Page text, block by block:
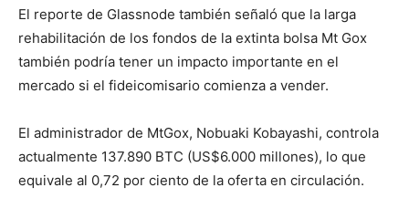
El reporte de Glassnode también señaló que la larga
rehabilitación de los fondos de la extinta bolsa Mt Gox
también podría tener un impacto importante en el
mercado si el fideicomisario comienza a vender.
El administrador de MtGox, Nobuaki Kobayashi, controla
actualmente 137.890 BTC (US$6.000 millones), lo que
equivale al 0,72 por ciento de la oferta en circulación.